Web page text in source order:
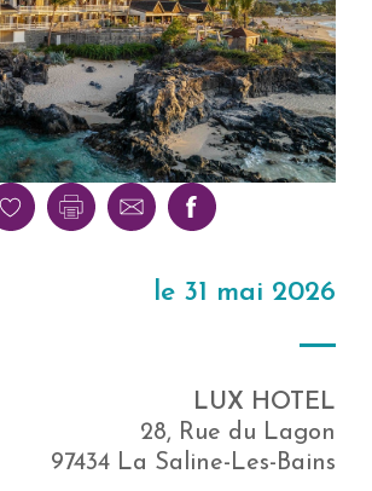
le 31 mai 2026
LUX HOTEL
28, Rue du Lagon
97434 La Saline-Les-Bains